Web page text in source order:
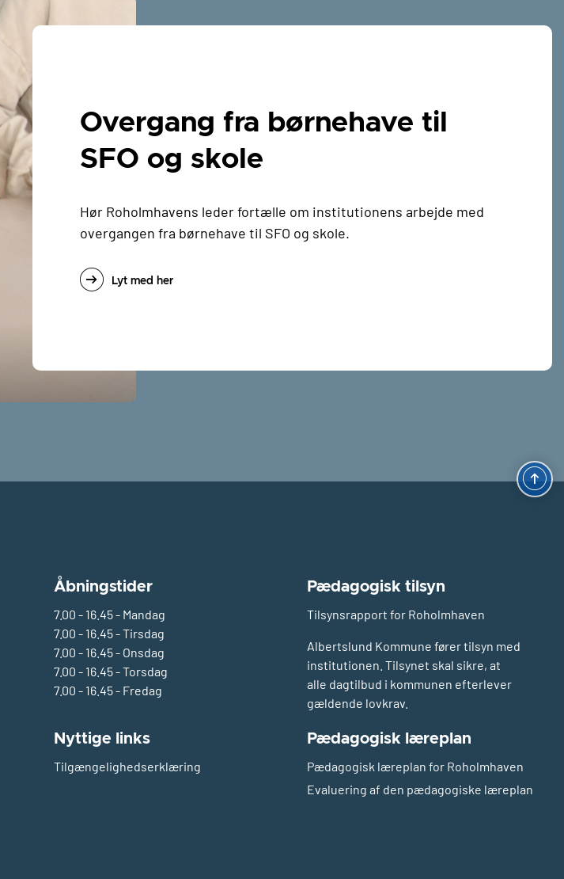
Overgang fra børnehave til
SFO og skole
Hør Roholmhavens leder fortælle om institutionens arbejde med
overgangen fra børnehave til SFO og skole.
Lyt med her
Åbningstider
7.00 - 16.45 - Mandag
7.00 - 16.45 - Tirsdag
7.00 - 16.45 - Onsdag
7.00 - 16.45 - Torsdag
7.00 - 16.45 - Fredag
Pædagogisk tilsyn
Tilsynsrapport for Roholmhaven
Albertslund Kommune fører tilsyn med
institutionen. Tilsynet skal sikre, at
alle dagtilbud i kommunen efterlever
gældende lovkrav.
Nyttige links
Tilgængelighedserklæring
Pædagogisk læreplan
Pædagogisk læreplan for Roholmhaven
Evaluering af den pædagogiske læreplan